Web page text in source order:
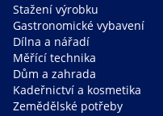
Stažení výrobku
Gastronomické vybavení
Dílna a nářadí
Měřící technika
Dům a zahrada
Kadeřnictví a kosmetika
Zemědělské potřeby